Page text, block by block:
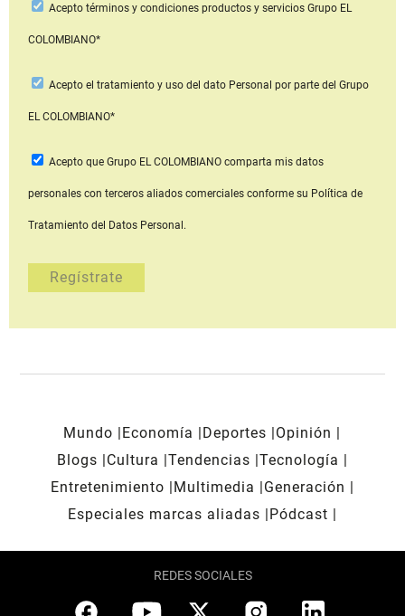
Aceptotérminos y condiciones productos y serviciosGrupo EL
COLOMBIANO*
Acepto el tratamiento y uso del dato Personal por parte del Grupo
EL COLOMBIANO*
Acepto que Grupo EL COLOMBIANOcomparta mis datos
personales con terceros aliados comerciales conforme su Política de
Tratamiento del Datos Personal.
Mundo Economía Deportes
Opinión
Blogs
Cultura Tendencias Tecnología
Entretenimiento
Multimedia
Generación
Especiales marcas aliadas
Pódcast
REDES SOCIALES